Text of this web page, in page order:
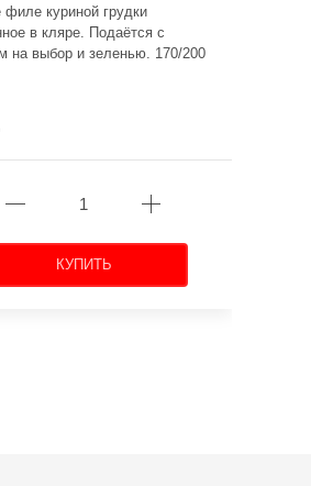
филе куриной грудки
в кляре. Подаётся с
на выбор и зеленью. 170/200
КУПИТЬ